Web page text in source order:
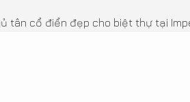
tân cổ điển đẹp cho biệt thự tại